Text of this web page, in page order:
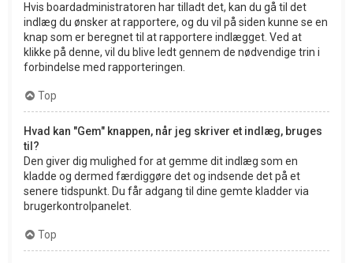
Hvis boardadministratoren har tilladt det, kan du gå til det
indlæg du ønsker at rapportere, og du vil på siden kunne se en
knap som er beregnet til at rapportere indlægget. Ved at
klikke på denne, vil du blive ledt gennem de nødvendige trin i
forbindelse med rapporteringen.
Top
Hvad kan "Gem" knappen, når jeg skriver et indlæg, bruges
til?
Den giver dig mulighed for at gemme dit indlæg som en
kladde og dermed færdiggøre det og indsende det på et
senere tidspunkt. Du får adgang til dine gemte kladder via
brugerkontrolpanelet.
Top